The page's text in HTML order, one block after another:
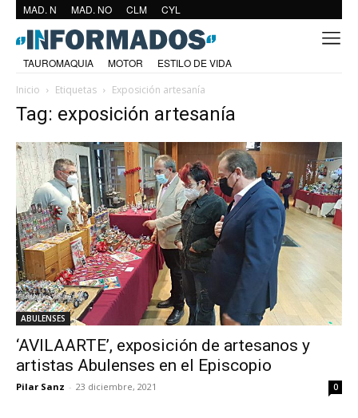
MAD. N MAD. NO CLM CYL
TAUROMAQUIA MOTOR
ESTILO DE VIDA
Inicio
Etiquetas Exposición artesanía
Tag: exposición artesanía
ABULENSES
‘AVILAARTE’, exposición de artesanos y
artistas Abulenses en el Episcopio
Pilar Sanz - 23 diciembre, 2021 0